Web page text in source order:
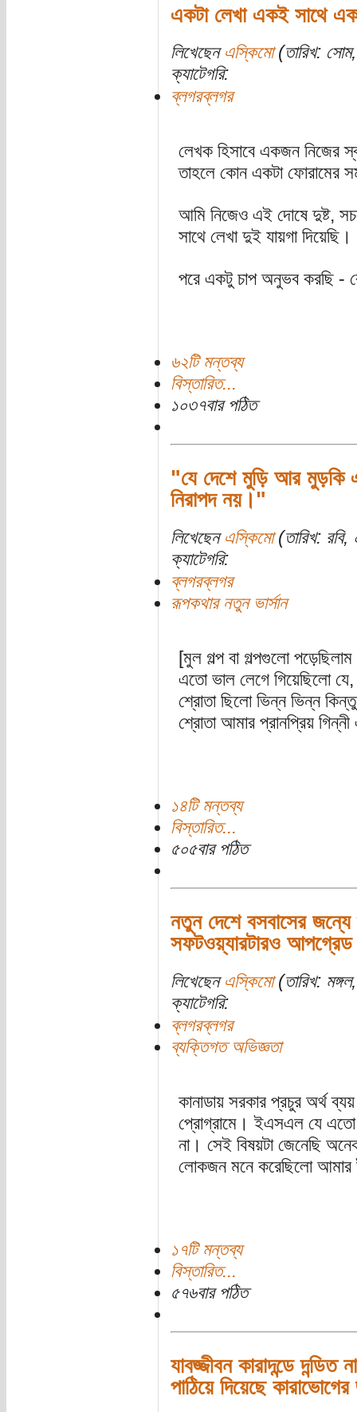
একটা লেখা একই সাথে
লিখেছেন এস্কিমো(তারিখ:
ক্যাটেগরি:
ব্লগরব্লগর
লেখক হিসাবে একজন নিজের
তাহলে কোন একটা ফোরামের
আমি নিজেও এই দোষে দুষ্ট,
সাথে লেখা দুই যায়গা দিয়েছি।
পরে একটু চাপ অনুভব করছি -
৬২টি মন্তব্য
বিস্তারিত...
১০৩৭বার পঠিত
"যে দেশে মুড়ি আর মুড়কি
নিরাপদ নয়।"
লিখেছেন এস্কিমো(তারিখ:
ক্যাটেগরি:
ব্লগরব্লগর
রূপকথার নতুন ভার্সান
[মুল গল্প বা গল্পগুলো
এতো ভাল লেগে গিয়েছিলো
শ্রোতা ছিলো ভিন্ন ভিন্ন
শ্রোতা আমার প্রানপ্রিয়
১৪টি মন্তব্য
বিস্তারিত...
৫০৫বার পঠিত
নতুন দেশে বসবাসের
সফটওয়্যারটারও আপগ্রেড
লিখেছেন এস্কিমো(তারিখ:
ক্যাটেগরি:
ব্লগরব্লগর
ব্যক্তিগত অভিজ্ঞতা
কানাডায় সরকার প্রচুর অর্থ
প্রোগ্রামে। ইএসএল যে এতো
না। সেই বিষয়টা জেনেছি
লোকজন মনে করেছিলো
১৭টি মন্তব্য
বিস্তারিত...
৫৭৬বার পঠিত
যাবজ্জীবন কারাদন্ডে দন্ডিত
পাঠিয়ে দিয়েছে